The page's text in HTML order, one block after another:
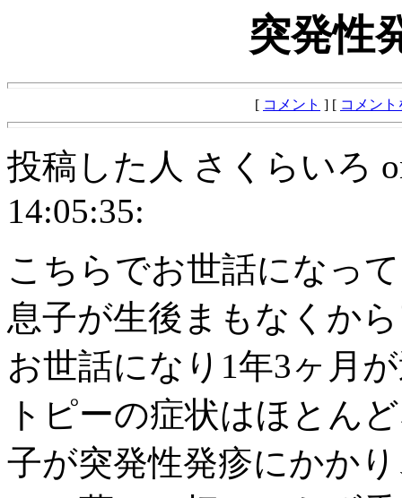
突発性
[ コメント ] [ コメン
投稿した人 さくらいろ
14:05:35:
こちらでお世話になっ
息子が生後まもなくか
お世話になり1年3ヶ月
トピーの症状はほとん
子が突発性発疹にかか